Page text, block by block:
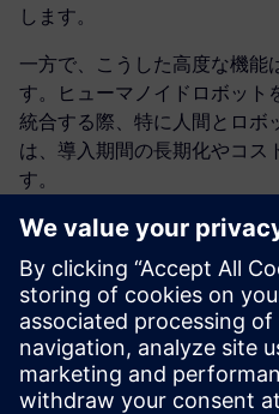
します。
一方で、こうした高度な機能
す。ヒューマノイドロボット
統合する際、特に人間とロボ
は、導入期間の長期化やコス
す。
シミュレーションソフトウェ
ます。工場環境を仮想空間上
入する前に、起こり得る相互
きを最適化し、安全上の懸念
統合プロセスをより迅速、安
ョンソリューションの詳細は